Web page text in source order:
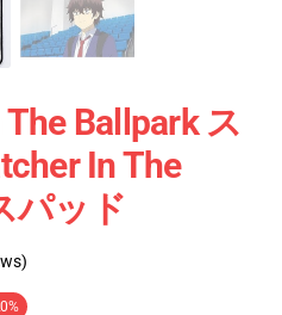
Ballpark ス
In The
パッド